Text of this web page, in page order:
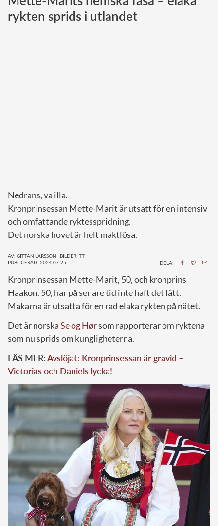
Norska kungahuset
rykten sprids i utlandet
Nedrans, va illa.
Kronprinsessan Mette-Marit är utsatt för en intensiv
och omfattande ryktesspridning.
Det norska hovet är helt maktlösa.
AV: GITTAN LARSSON | BILDER: TT
PUBLICERAD: 2024-07-25
DELA:
Kronprinsessan Mette-Marit, 50, och kronprins
Haakon. 50, har på senare tid inte haft det lätt.
Makarna är utsatta för en rad elaka rykten på nätet.
Det är norskaSe og Hørsom rapporterar om ryktena
som nu sprids om kungligheterna.
LÄS MER:Avslöjat: Kronprinsessan är gravid –
Victorias och Daniels lycka!